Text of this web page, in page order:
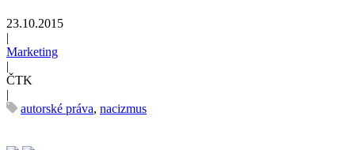
23.10.2015
|
Marketing
|
ČTK
|
autorské práva, nacizmus